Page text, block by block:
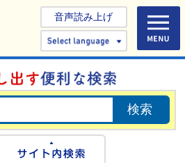
音声読み上げ
Select
Google検索